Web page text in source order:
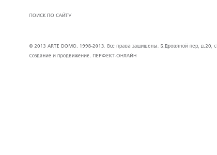
ПОИСК ПО САЙТУ
© 2013 ARTE DOMO. 1998-2013. Все права защищены. Б.Дровяной пер, д.20,
Создание и продвижение.
ПЕРФЕКТ-ОНЛАЙН